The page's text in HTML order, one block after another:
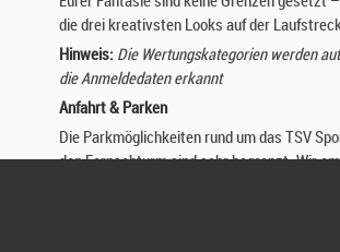
die drei kreativsten Looks auf der
Hinweis: Die Wertungskategorien werden
die Anmeldedaten erkannt
Anfahrt & Parken
Die Parkmöglichkeiten rund um das TSV
den Fernsehturm sind sehr begrenzt. Wir